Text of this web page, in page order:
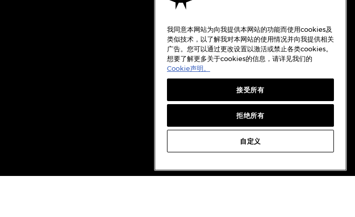
使用条款
隐私政策
Cookie政策
质保
我同意本网站为向我提供本网站的功能而使用cookies及
类似技术，以了解我对本网站的使用情况并向我提供相关
广告。您可以通过更改设置以激活或禁止各类cookies。
想要了解更多关于cookies的信息，请详见我们的
Cookie声明。
接受所有
拒绝所有
自定义